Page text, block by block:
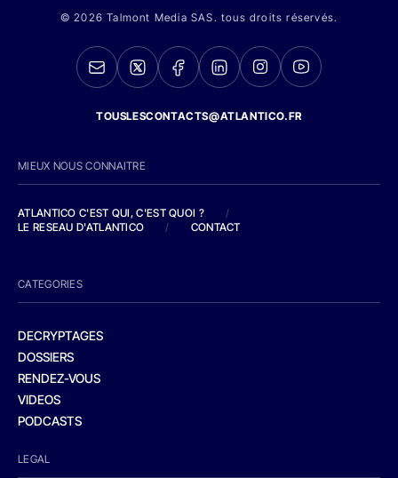
© 2026 Talmont Media SAS. tous droits réservés.
TOUSLESCONTACTS@ATLANTICO.FR
MIEUX NOUS CONNAITRE
ATLANTICO C'EST QUI, C'EST QUOI ?
/
LE RESEAU D'ATLANTICO
/ CONTACT
CATEGORIES
DECRYPTAGES
DOSSIERS
RENDEZ-VOUS
VIDEOS
PODCASTS
LEGAL